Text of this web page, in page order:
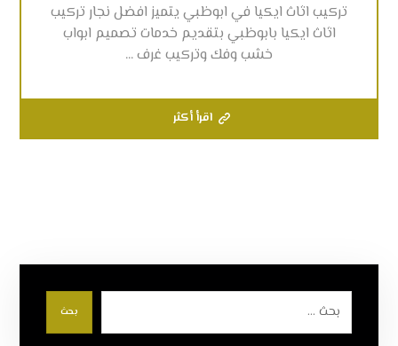
تركيب اثاث ايكيا في ابوظبي يتميز افضل نجار تركيب
اثاث ايكيا بابوظبي بتقديم خدمات تصميم ابواب
خشب وفك وتركيب غرف ...
اقرأ أكثر
بحث